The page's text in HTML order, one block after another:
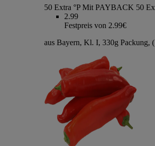
50 Extra °P Mit PAYBACK 50
2.99
Festpreis von 2.99€
aus Bayern, Kl. I, 330g Packung,